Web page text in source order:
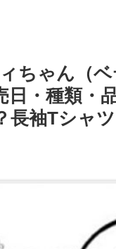
ちゃん（
日・種類・
長袖Tシャ